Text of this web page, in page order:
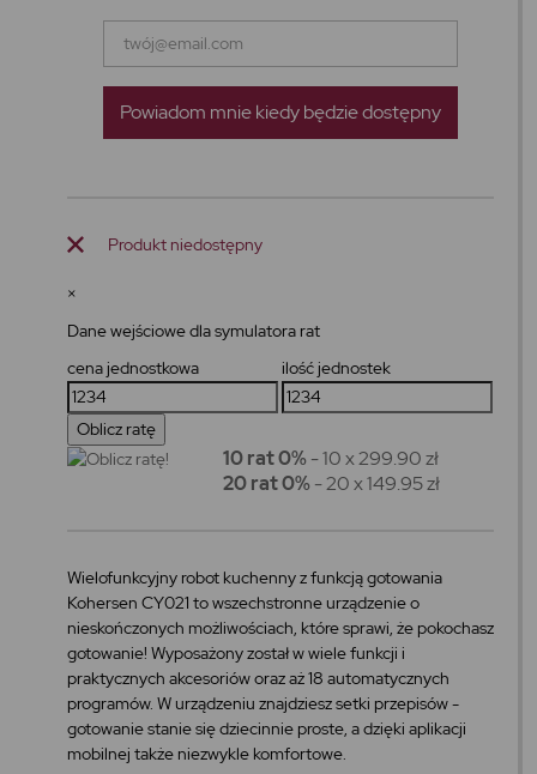
Powiadom mnie kiedy będzie dostępny
Produkt niedostępny
×
Dane wejściowe dla symulatora rat
cena jednostkowa
ilość jednostek
10 rat 0% - 10 x 299.90 zł
20 rat 0% - 20 x 149.95 zł
Wielofunkcyjny robot kuchenny z funkcją gotowania
Kohersen CY021 to wszechstronne urządzenie o
nieskończonych możliwościach, które sprawi, że pokochasz
gotowanie! Wyposażony został w wiele funkcji i
praktycznych akcesoriów oraz aż 18 automatycznych
programów. W urządzeniu znajdziesz setki przepisów -
gotowanie stanie się dziecinnie proste, a dzięki aplikacji
mobilnej także niezwykle komfortowe.